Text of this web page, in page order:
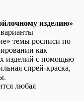
изделию»
темы росписи по
как
изделий с помощью
спрей-краска,
любая